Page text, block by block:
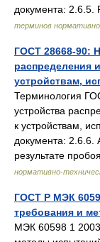
документа:
терминов
ГОСТ 28668-90:
распределения
устройствам,
Терминология
устройства
к устройствам,
документа: 2.6.6.
результате
нормативно-
ГОСТ Р МЭК
требования и
МЭК 60598 1